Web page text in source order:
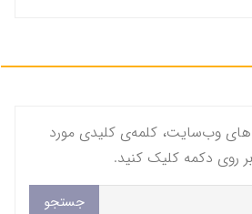
وب‌سایت، کلمه‌ی کلیدی مورد
روی دکمه کلیک کنید.
جستجو